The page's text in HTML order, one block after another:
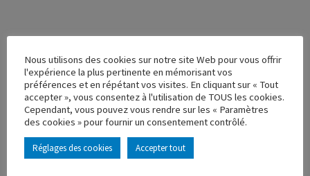
CAMION
DAF XF SUPERSPACE CAB FOURGON ALL SOLUTIONS
Réf. : 116235
Rupture de stock
Caractéristique principales :
Nous utilisons des cookies sur notre site Web pour vous offrir
l'expérience la plus pertinente en mémorisant vos
préférences et en répétant vos visites. En cliquant sur « Tout
accepter », vous consentez à l'utilisation de TOUS les cookies.
Cependant, vous pouvez vous rendre sur les « Paramètres
des cookies » pour fournir un consentement contrôlé.
Réglages des cookies Accepter tout